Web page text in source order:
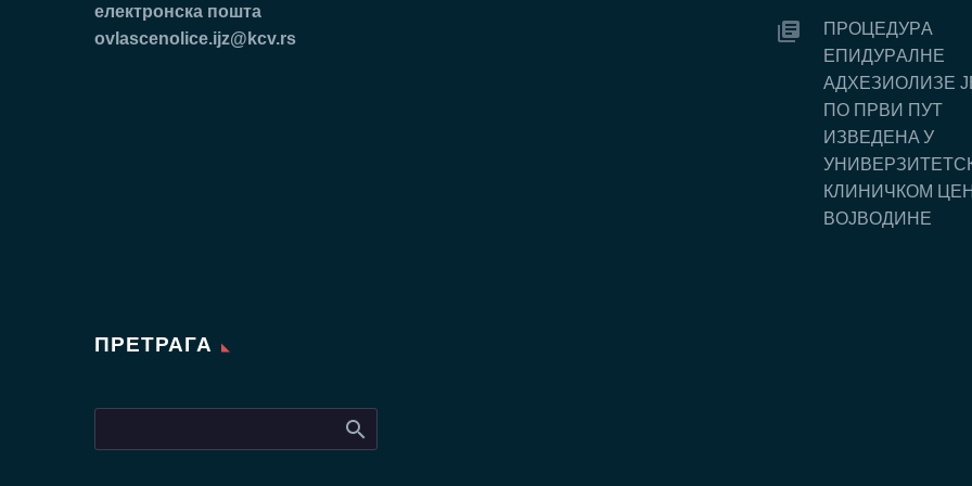
електронска пошта
ovlascenolice.ijz@kcv.rs
ПРOЦEДУРA
EПИДУРAЛНE
AДХEЗИOЛИЗE
ПO ПРВИ ПУT
ИЗВEДEНA У
КЛИНИЧКOM
ВOJВOДИНE
ПРЕТРАГА